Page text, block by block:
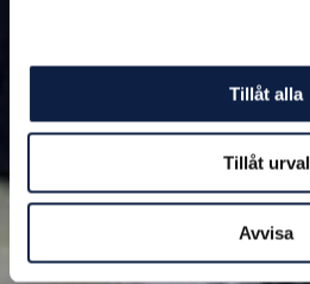
Tillåt alla
Tillåt urval
Avvisa